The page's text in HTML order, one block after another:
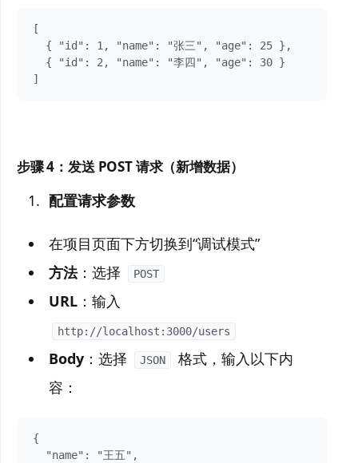
[
  { "id": 1, "name": "张三", "age": 25 },
  { "id": 2, "name": "李四", "age": 30 }
]
步骤 4：发送 POST 请求（新增数据）
配置请求参数
在项目页面下方切换到“调试模式”
方法：选择 POST
URL：输入
http://localhost:3000/users
Body：选择 JSON
格式，输入以下内
容：
{
  "name": "王五",